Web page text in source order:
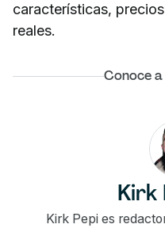
características,
reales.
Conoce
Kirk
Kirk Pepi es